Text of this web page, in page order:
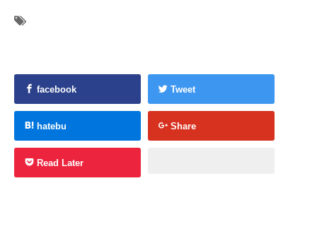
facebook Tweet
hatebu Share
Read Later